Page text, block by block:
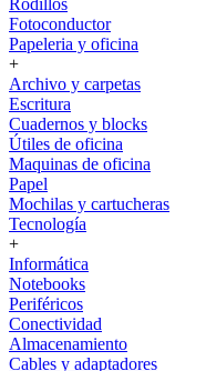
Rodillos
Fotoconductor
Papeleria y oficina
+
Archivo y carpetas
Escritura
Cuadernos y blocks
Útiles de oficina
Maquinas de oficina
Papel
Mochilas y cartucheras
Tecnología
+
Informática
Notebooks
Periféricos
Conectividad
Almacenamiento
Cables y adaptadores